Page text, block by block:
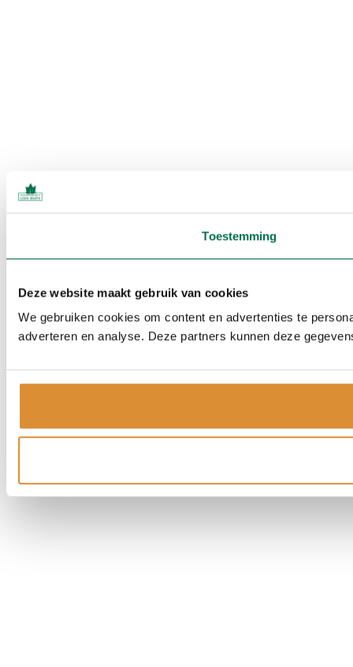
Toestemming
Deze website maakt gebruik van cookies
We gebruiken cookies om content en advertenties te
adverteren en analyse. Deze partners kunnen deze